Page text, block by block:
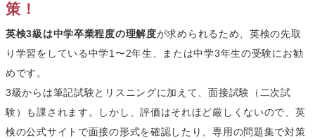
策！
英検3級は中学卒業程度の理解度が求められるため、英検の先取
り学習をしている中学1〜2年生、または中学3年生の受験にお勧
めです。
3級からは筆記試験とリスニングに加えて、面接試験（二次試
験）も課されます。しかし、評価はそれほど厳しくないので、英
検の公式サイトで面接の形式を確認したり、専用の問題集で対策